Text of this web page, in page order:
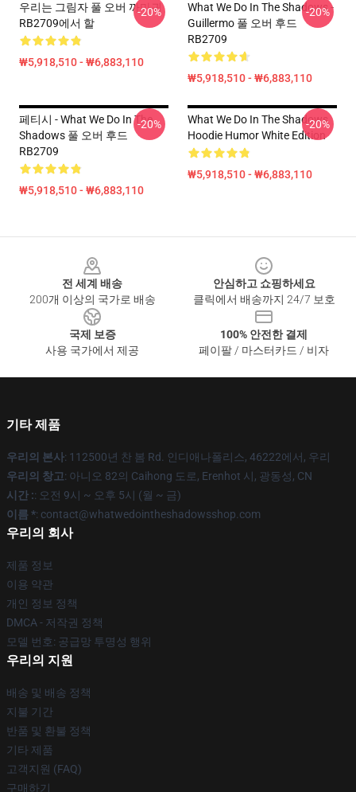
우리는 그림자 풀 오버 까마귀
RB2709에서 할
₩5,918,510 - ₩6,883,110
-20%
What We Do In The Shadows -
Guillermo 풀 오버 후드
RB2709
₩5,918,510 - ₩6,883,110
-20%
페티시 - What We Do In The
Shadows 풀 오버 후드
RB2709
₩5,918,510 - ₩6,883,110
-20%
What We Do In The Shadows
Hoodie Humor White Edition
₩5,918,510 - ₩6,883,110
-20%
전 세계 배송
200개 이상의 국가로 배송
안심하고 쇼핑하세요
클릭에서 배송까지 24/7 보호
국제 보증
사용 국가에서 제공
100% 안전한 결제
페이팔 / 마스터카드 / 비자
기타 제품
우리의 본사: 112500년 찬 봄 Rd. 인디애나폴리스, 46222에서, 우리
우리의 창고: 아니오 82의 Caihong 도로, Erenhot 시, 광동성, CN
시간 :: 오전 9시 ~ 오후 5시 (월 ~ 금)
이름 *: contact@whatwedointheshadowsshop.com
우리의 회사
제품 정보
이용 약관
개인 정보 정책
DMCA - 저작권 정책
모델 번호: 공급망 투명성 행위
우리의 지원
배송 및 배송 정책
지불 기간
반품 및 환불 정책
기타 제품
고객지원 (FAQ)
구매하기